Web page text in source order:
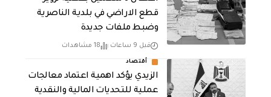
قطع الاراضي في بلدية الناصرية
وضبط ملفات جديدة
قبل 9 ساعات 18 مشاهدات
أقتصاد
الزيدي يؤكد اهمية اعتماد معالجات
عملية للتحديات المالية والنقدية